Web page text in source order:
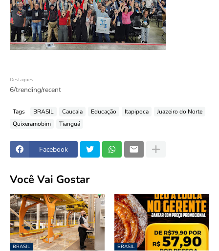
Destaques
6/trending/recent
Tags BRASIL Caucaia Educação Itapipoca
Juazeiro do Norte
Quixeramobim
Tianguá
Facebook
Você Vai Gostar
BRASIL BRASIL